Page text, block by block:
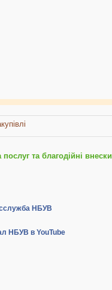
та благодійні внески
НБУВ
НБУВ в YouTube